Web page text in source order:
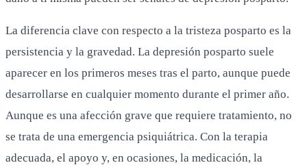
La diferencia clave con respecto a la tristeza posparto es la
persistencia y la gravedad. La depresión posparto suele
aparecer en los primeros meses tras el parto, aunque puede
desarrollarse en cualquier momento durante el primer año.
Aunque es una afección grave que requiere tratamiento, no
se trata de una emergencia psiquiátrica. Con la terapia
adecuada, el apoyo y, en ocasiones, la medicación, la